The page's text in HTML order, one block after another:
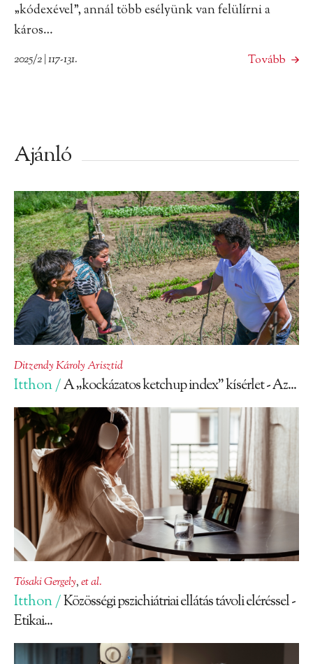
„kódexével”, annál több esélyünk van felülírni a
káros…
2025/2 | 117-131. Tovább
Ajánló
Ditzendy Károly Arisztid
Itthon /A „kockázatos ketchup index” kísérlet - Az...
Tósaki Gergely,et al.
Itthon /Közösségi pszichiátriai ellátás távoli eléréssel -
Etikai...